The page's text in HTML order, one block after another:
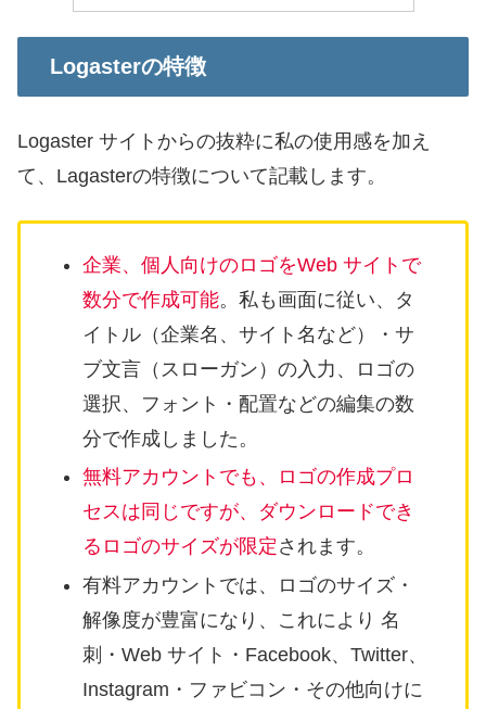
Logasterの特徴
Logaster サイトからの抜粋に私の使用感を加え
て、Lagasterの特徴について記載します。
企業、個人向けのロゴをWeb サイトで
数分で作成可能。私も画面に従い、タ
イトル（企業名、サイト名など）・サ
ブ文言（スローガン）の入力、ロゴの
選択、フォント・配置などの編集の数
分で作成しました。
無料アカウントでも、ロゴの作成プロ
セスは同じですが、ダウンロードでき
るロゴのサイズが限定 されます。
有料アカウントでは、ロゴのサイズ・
解像度が豊富になり、これにより 名
刺・Web サイト・Facebook、Twitter、
Instagram・ファビコン・その他向けに